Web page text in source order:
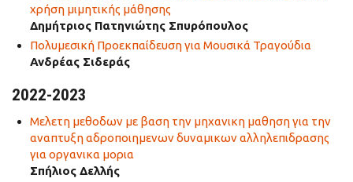
χρήση μιμητικής μάθησης
Δημήτριος Πατηνιώτης Σπυρόπουλος
Πολυμεσική Προεκπαίδευση για Μουσικά Τραγούδια
Ανδρέας Σιδεράς
2022-2023
Μελετη μεθοδων με βαση την μηχανικη μαθηση για την
αναπτυξη αδροποιημενων δυναμικων αλληλεπιδρασης
για οργανικα μορια
Σπήλιος Δελλής